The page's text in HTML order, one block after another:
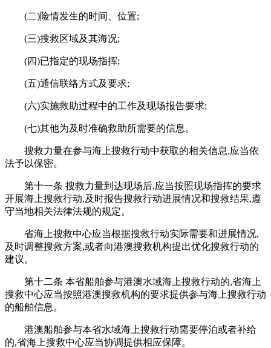
(二)险情发生的时间、位置;
(三)搜救区域及其海况;
(四)已指定的现场指挥;
(五)通信联络方式及要求;
(六)实施救助过程中的工作及现场报告要求;
(七)其他为及时准确救助所需要的信息。
搜救力量在参与海上搜救行动中获取的相关信息,应当依
法予以保密。
第十一条 搜救力量到达现场后,应当按照现场指挥的要求
开展海上搜救行动,及时报告搜救行动进展情况和搜救结果,遵
守当地相关法律法规的规定。
省海上搜救中心应当根据搜救行动实际需要和进展情况,
及时调整搜救方案,或者向港澳搜救机构提出优化搜救行动的
建议。
第十二条 本省船舶参与港澳水域海上搜救行动的,省海上
搜救中心应当按照港澳搜救机构的要求提供参与海上搜救行动
的船舶信息。
港澳船舶参与本省水域海上搜救行动需要停泊或者补给
的,省海上搜救中心应当协调提供相应保障。